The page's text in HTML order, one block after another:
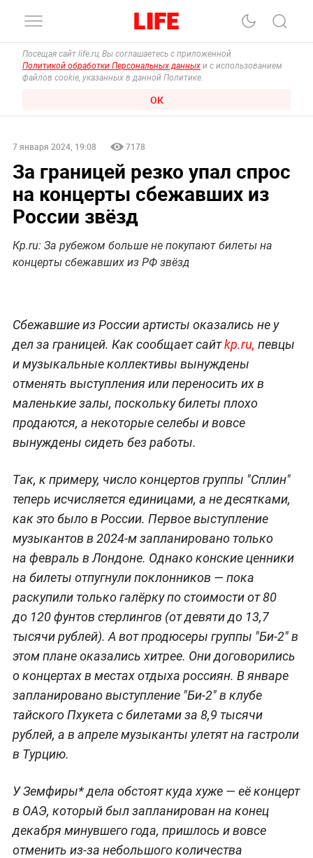
Посещая сайт life.ru, Вы соглашаетесь с приложенной
Политикой обработки Персональных данных и с использованием
файлов cookie, указанных в данной Политике.
ОК
7 января 2024, 19:08 7178
За границей резко упал спрос
на концерты сбежавших из
России звёзд
Кp.ru: За рубежом больше не покупают билеты на
концерты сбежавших из РФ звёзд
Сбежавшие из России артисты оказались не у
дел за границей. Как сообщает сайтkp.ru, певцы
и музыкальные коллективы вынуждены
отменять выступления или переносить их в
маленькие залы, поскольку билеты плохо
продаются, а некоторые селебы и вовсе
вынуждены сидеть без работы.
Так, к примеру, число концертов группы "Сплин"
теперь исчисляется единицами, а не десятками,
как это было в России. Первое выступление
музыкантов в 2024-м запланировано только
на февраль в Лондоне. Однако конские ценники
на билеты отпугнули поклонников — пока
раскупили только галёрку по стоимости от 80
до 120 фунтов стерлингов (от девяти до 13,7
тысячи рублей). А вот продюсеры группы "Би-2" в
этом плане оказались хитрее. Они договорились
о концертах в местах отдыха россиян. В январе
запланировано выступление "Би-2" в клубе
тайского Пхукета с билетами за 8,9 тысячи
рублей, а в апреле музыканты улетят на гастроли
в Турцию.
У Земфиры* дела обстоят куда хуже — её концерт
в ОАЭ, который был запланирован на конец
декабря минувшего года, пришлось и вовсе
отменить из-за небольшого количества